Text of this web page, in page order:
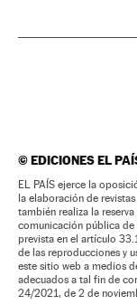
©EDICIONES EL
EL PAÍS ejerce la
la elaboración de
también realiza la
comunicación pública de
prevista en el artículo
de las reproducciones y
este sitio web a medios
adecuados a tal fin de
24/2021, de 2 de